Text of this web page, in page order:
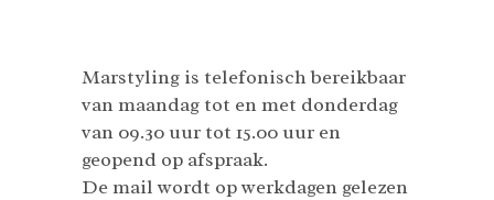
Marstyling is telefonisch bereikbaar
van maandag tot en met donderdag
van 09.30 uur tot 15.00 uur en
geopend op afspraak.
De mail wordt op werkdagen gelezen